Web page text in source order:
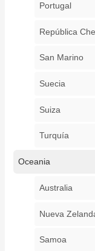
Portugal
República
San Marino
Suecia
Suiza
Turquía
Oceania
Australia
Nueva
Samoa